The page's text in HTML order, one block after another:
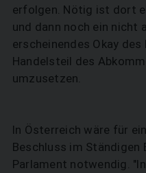
erfolgen. Nötig ist dort
und dann noch ein nicht
erscheinendes Okay
Handelsteil des
umzusetzen.
In Österreich wäre für
Beschluss im Ständigen
Parlament notwendig.